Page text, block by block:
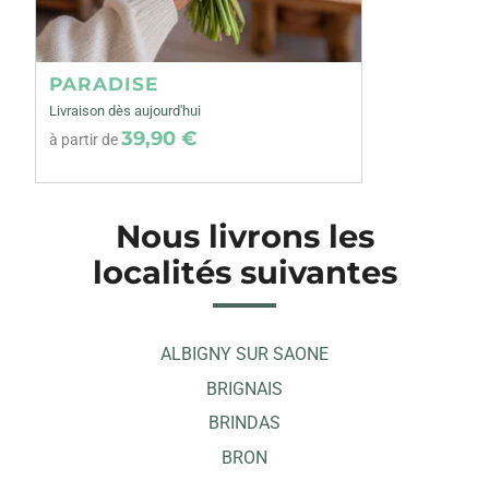
PARADISE
Livraison dès aujourd'hui
à partir de39,90 €
Nous livrons les
localités suivantes
ALBIGNY SUR SAONE
BRIGNAIS
BRINDAS
BRON